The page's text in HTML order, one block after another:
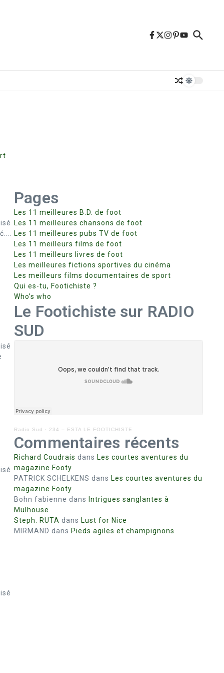
Pages
Les 11 meilleures B.D. de foot
Les 11 meilleures chansons de foot
Les 11 meilleures pubs TV de foot
Les 11 meilleurs films de foot
Les 11 meilleurs livres de foot
Les meilleures fictions sportives du cinéma
Les meilleurs films documentaires de sport
Qui es-tu, Footichiste ?
Who’s who
Le Footichiste sur RADIO
SUD
Radio Sud · 234 – ESTA LE FOOTICHISTE
Commentaires récents
Richard Coudrais dans Les courtes aventures du
magazine Footy
PATRICK SCHELKENS dans Les courtes aventures du
magazine Footy
Bohn fabienne dans
Intrigues sanglantes à
Mulhouse
Steph. RUTA dans Lust for Nice
MIRMAND dans Pieds agiles et champignons